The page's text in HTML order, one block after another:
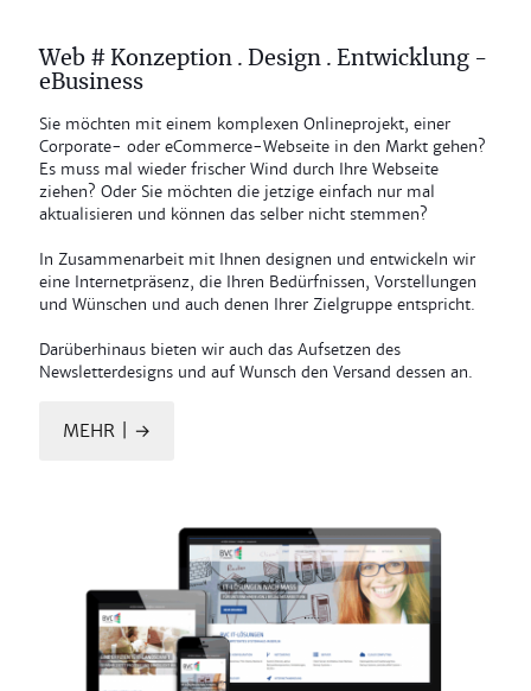
Web # Konzeption . Design . Entwicklung -
eBusiness
Sie möchten mit einem komplexen Onlineprojekt, einer
Corporate- oder eCommerce-Webseite in den Markt gehen?
Es muss mal wieder frischer Wind durch Ihre Webseite
ziehen? Oder Sie möchten die jetzige einfach nur mal
aktualisieren und können das selber nicht stemmen?
In Zusammenarbeit mit Ihnen designen und entwickeln wir
eine Internetpräsenz, die Ihren Bedürfnissen, Vorstellungen
und Wünschen und auch denen Ihrer Zielgruppe entspricht.
Darüberhinaus bieten wir auch das Aufsetzen des
Newsletterdesigns und auf Wunsch den Versand dessen an.
MEHR | →